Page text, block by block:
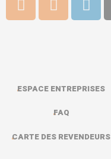
ESPACE ENTREPRISES
FAQ
CARTE DES REVENDEURS